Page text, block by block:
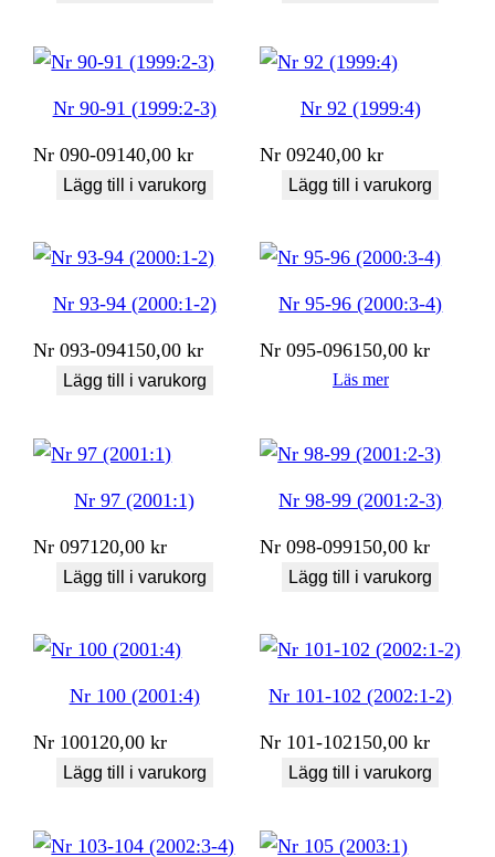
Nr 90-91 (1999:2-3)
Nr 090-09140,00kr
Lägg till i varukorg
Nr 92 (1999:4)
Nr 09240,00kr
Lägg till i varukorg
Nr 93-94 (2000:1-2)
Nr 093-094150,00kr
Lägg till i varukorg
Nr 95-96 (2000:3-4)
Nr 095-096150,00kr
Läs mer
Nr 97 (2001:1)
Nr 097120,00kr
Lägg till i varukorg
Nr 98-99 (2001:2-3)
Nr 098-099150,00kr
Lägg till i varukorg
Nr 100 (2001:4)
Nr 100120,00kr
Lägg till i varukorg
Nr 101-102 (2002:1-2)
Nr 101-102150,00kr
Lägg till i varukorg